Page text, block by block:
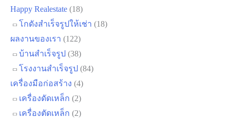
Happy Realestate (18)
โกดังสำเร็จรูปให้เช่า (18)
ผลงานของเรา (122)
บ้านสำเร็จรูป (38)
โรงงานสำเร็จรูป (84)
เครื่องมือก่อสร้าง (4)
เครื่องดัดเหล็ก (2)
เครื่องตัดเหล็ก (2)